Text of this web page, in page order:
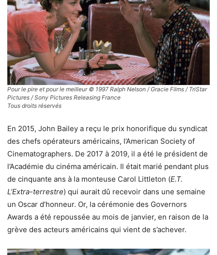
Pour le pire et pour le meilleur © 1997 Ralph Nelson / Gracie Films / TriStar
Pictures / Sony Pictures Releasing France
Tous droits réservés
En 2015, John Bailey a reçu le prix honorifique du syndicat
des chefs opérateurs américains, l’American Society of
Cinematographers. De 2017 à 2019, il a été le président de
l’Académie du cinéma américain. Il était marié pendant plus
de cinquante ans à la monteuse Carol Littleton (E.T.
L’Extra-terrestre) qui aurait dû recevoir dans une semaine
un Oscar d’honneur. Or, la cérémonie des Governors
Awards a été repoussée au mois de janvier, en raison de la
grève des acteurs américains qui vient de s’achever.